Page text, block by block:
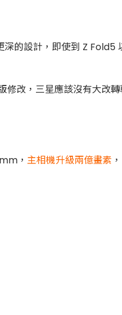
的設計，即使到 Z Fold5
改，三星應該沒有大改
， 主相機升級兩億畫素 ，